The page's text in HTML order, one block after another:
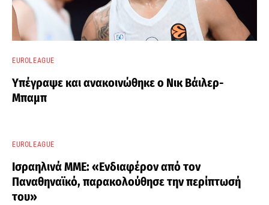
EUROLEAGUE
Υπέγραψε και ανακοινώθηκε ο Νικ Βάιλερ-
Μπαμπ
EUROLEAGUE
Ισραηλινά ΜΜΕ: «Ενδιαφέρον από τον
Παναθηναϊκό, παρακολούθησε την περίπτωσή
του»